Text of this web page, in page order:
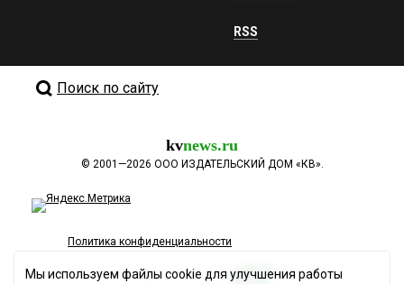
RSS
Поиск по сайту
kvnews.ru
© 2001—2026 ООО ИЗДАТЕЛЬСКИЙ ДОМ «КВ».
Политика конфиденциальности
Мы используем файлы cookie для улучшения работы